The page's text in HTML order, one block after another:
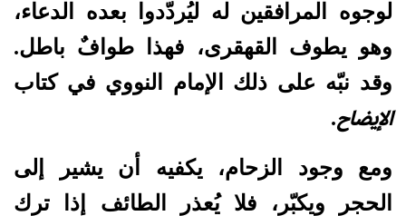
لوجوه المرافقين له ليُردّدوا بعده الدعاء،
وهو يطوف القهقرى، فهذا طوافٌ باطل.
وقد نبّه على ذلك الإمام النووي في كتاب
الإيضاح.
ومع وجود الزحام، يكفيه أن يشير إلى
الحجر ويكبّر، فلا يُعذر الطائف إذا ترك